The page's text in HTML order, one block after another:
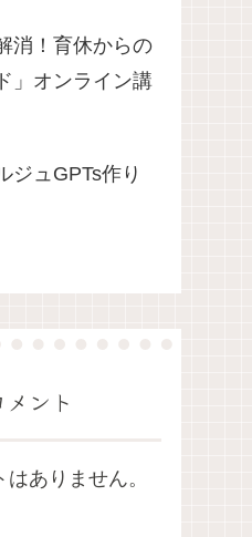
消！育休からの
」オンライン講
ジュGPTs作り
ント
ありません。